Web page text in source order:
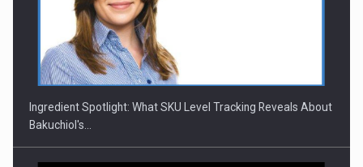
CEO Conference - Shaping The Future - Technology and…
Ingredient Spotlight: What SKU Level Tracking Reveals About
Bakuchiol's…